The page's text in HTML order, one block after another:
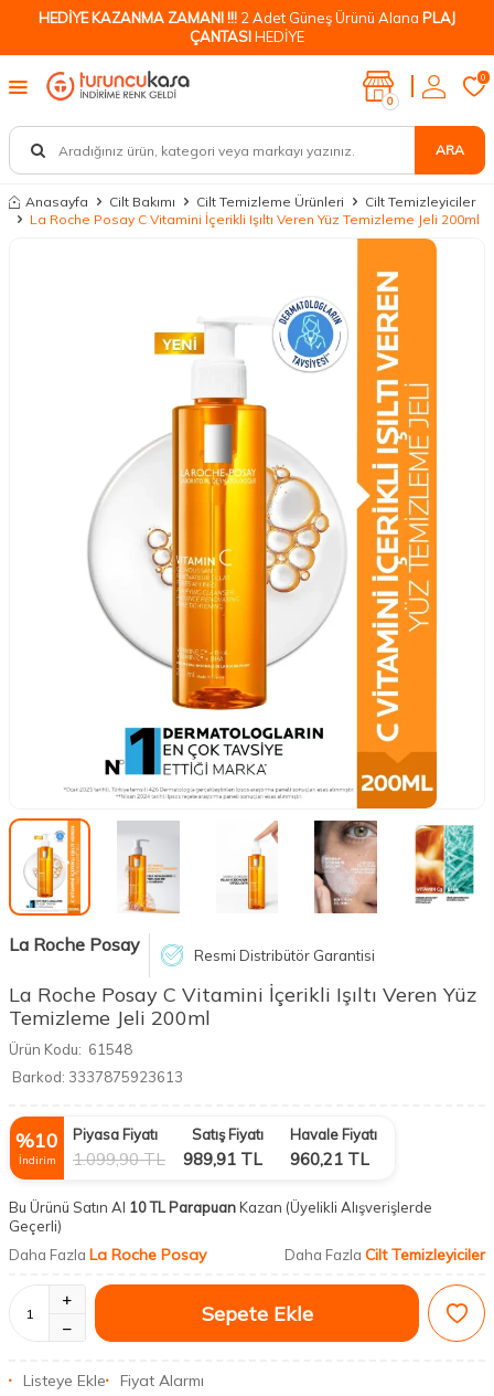
HEDİYE KAZANMA ZAMANI !!! 2 Adet Güneş Ürünü Alana PLAJ
ÇANTASIHEDİYE
ARA
0
0
Anasayfa Cilt Bakımı Cilt Temizleme Ürünleri
Cilt Temizleyiciler
La Roche Posay C Vitamini İçerikli Işıltı Veren Yüz Temizleme Jeli 200ml
La Roche Posay Resmi Distribütör Garantisi
La Roche Posay C Vitamini İçerikli Işıltı Veren Yüz
Temizleme Jeli 200ml
Ürün Kodu: 61548
Barkod: 3337875923613
%10
İndirim
Piyasa Fiyatı
1.099,90TL
Satış Fiyatı
989,91 TL
Havale Fiyatı
960,21 TL
Bu Ürünü Satın Al 10 TL ParapuanKazan (Üyelikli Alışverişlerde
Geçerli)
Daha Fazla La Roche Posay Daha Fazla Cilt Temizleyiciler
Sepete Ekle
Listeye Ekle Fiyat Alarmı